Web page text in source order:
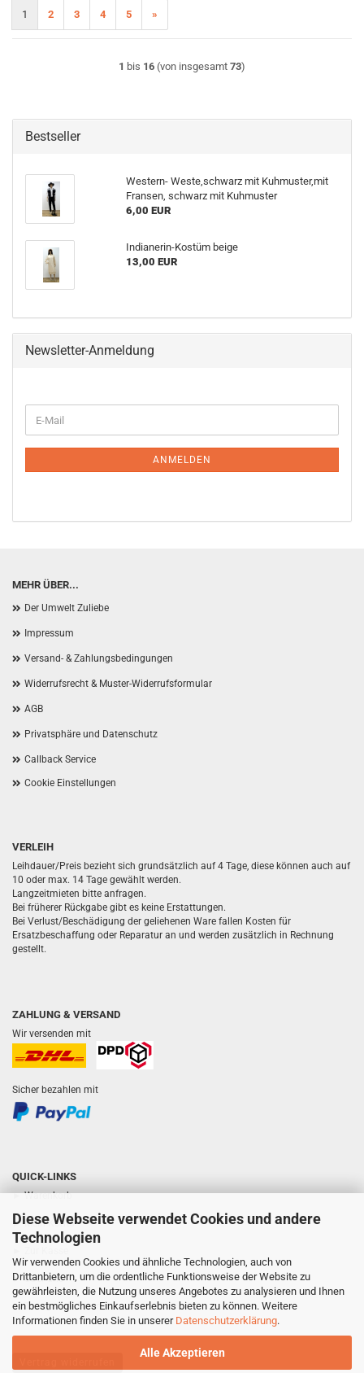
Diese Webseite verwendet Cookies und andere
Technologien
Wir verwenden Cookies und ähnliche Technologien, auch von
Drittanbietern, um die ordentliche Funktionsweise der Website zu
gewährleisten, die Nutzung unseres Angebotes zu analysieren und Ihnen
ein bestmögliches Einkaufserlebnis bieten zu können. Weitere
Informationen finden Sie in unserer Datenschutzerklärung.
Alle Akzeptieren
1 2 3 4 5 »
1 bis 16 (von insgesamt 73)
Bestseller
Western- Weste,schwarz mit Kuhmuster,mit
Fransen, schwarz mit Kuhmuster
6,00 EUR
Indianerin-Kostüm beige
13,00 EUR
Newsletter-Anmeldung
ZUR
E-
Mail
ANMELDEN
MEHR ÜBER...
Der Umwelt Zuliebe
Impressum
Versand- & Zahlungsbedingungen
Widerrufsrecht & Muster-Widerrufsformular
AGB
Privatsphäre und Datenschutz
Callback Service
Cookie Einstellungen
VERLEIH
Leihdauer/Preis bezieht sich grundsätzlich auf 4 Tage, diese können auch auf
10 oder max. 14 Tage gewählt werden.
Langzeitmieten bitte anfragen.
Bei früherer Rückgabe gibt es keine Erstattungen.
Bei Verlust/Beschädigung der geliehenen Ware fallen Kosten für
Ersatzbeschaffung oder Reparatur an und werden zusätzlich in Rechnung
gestellt.
ZAHLUNG & VERSAND
Wir versenden mit
Sicher bezahlen mit
QUICK-LINKS
► Warenkorb
► Mein Konto
► Über uns
► Tanzgalerie Lorenz